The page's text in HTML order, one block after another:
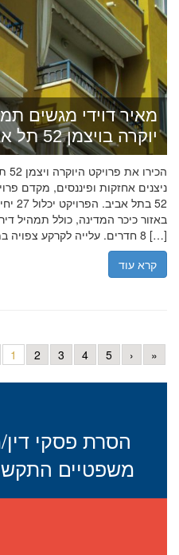
יוקרה בויצמן 52 תל אביב
8 חדרים. עלייה לקרקע צפויה במאי 2026 עם ליווי […]
קרא עוד
1 2 3 4 5 › »
הסרת פסקי
משפטיים התקשרו